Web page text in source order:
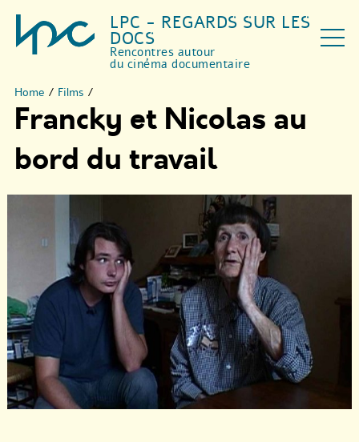
LPC - REGARDS SUR LES
DOCS
Rencontres autour
du cinéma documentaire
Home / Films /
Francky et Nicolas au
bord du travail